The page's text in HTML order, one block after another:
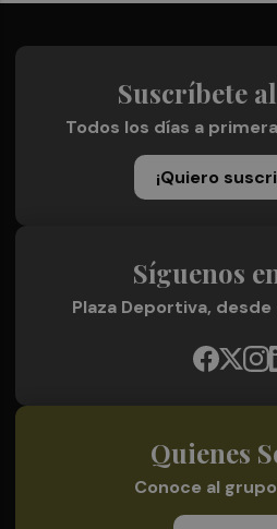
Suscríbete
Todos los días a
¡Quiero
Síguenos
Plaza Deportiva,
Quienes
Conoce al